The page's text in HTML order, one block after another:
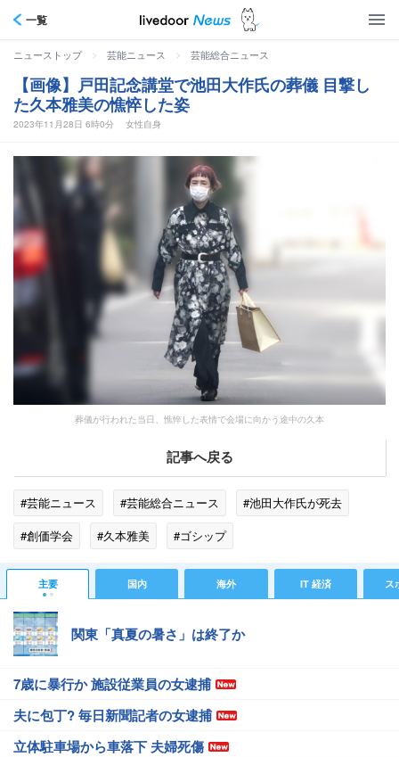
一覧
ニューストップ > 芸能ニュース > 芸能総合ニュース
【画像】戸田記念講堂で池田大作氏の葬儀 目撃し
た久本雅美の憔悴した姿
2023年11月28日 6時0分 女性自身
葬儀が行われた当日、憔悴した表情で会場に向かう途中の久本
記事へ戻る
#芸能ニュース #芸能総合ニュース
#池田大作氏が死去
#創価学会
#久本雅美 #ゴシップ
主要 国内 海外 IT 経済 ス
関東「真夏の暑さ」は終了か
7歳に暴行か 施設従業員の女逮捕
夫に包丁? 毎日新聞記者の女逮捕
立体駐車場から車落下 夫婦死傷